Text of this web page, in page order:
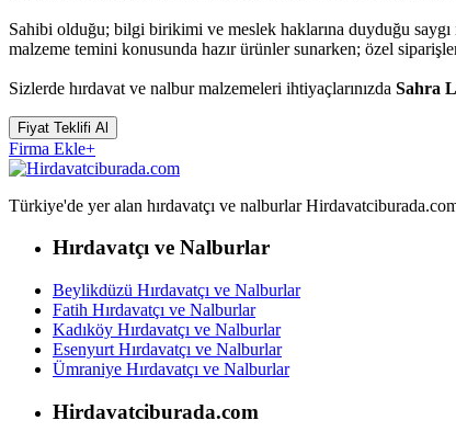
Sahibi olduğu; bilgi birikimi ve meslek haklarına duyduğu
malzeme temini konusunda hazır ürünler sunarken; özel
Sizlerde hırdavat ve nalbur malzemeleri ihtiyaçlarınızda Sahra
Fiyat Teklifi Al
Firma Ekle+
Türkiye'de yer alan hırdavatçı ve nalburlar
Hırdavatçı ve Nalburlar
Beylikdüzü Hırdavatçı ve Nalburlar
Fatih Hırdavatçı ve Nalburlar
Kadıköy Hırdavatçı ve Nalburlar
Esenyurt Hırdavatçı ve Nalburlar
Ümraniye Hırdavatçı ve Nalburlar
Hirdavatciburada.com